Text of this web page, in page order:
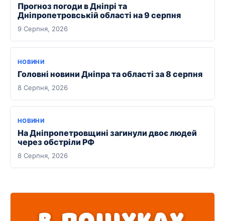
Прогноз погоди в Дніпрі та
Дніпропетровській області на 9 серпня
9 Серпня, 2026
НОВИНИ
Головні новини Дніпра та області за 8 серпня
8 Серпня, 2026
НОВИНИ
На Дніпропетровщині загинули двоє людей
через обстріли РФ
8 Серпня, 2026